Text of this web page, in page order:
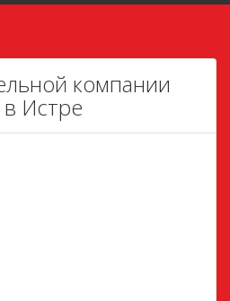
компании
Истре